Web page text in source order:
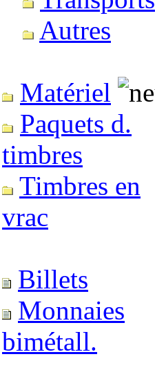
Autres
Matériel
Paquets d.
timbres
Timbres en
vrac
Billets
Monnaies
bimétall.